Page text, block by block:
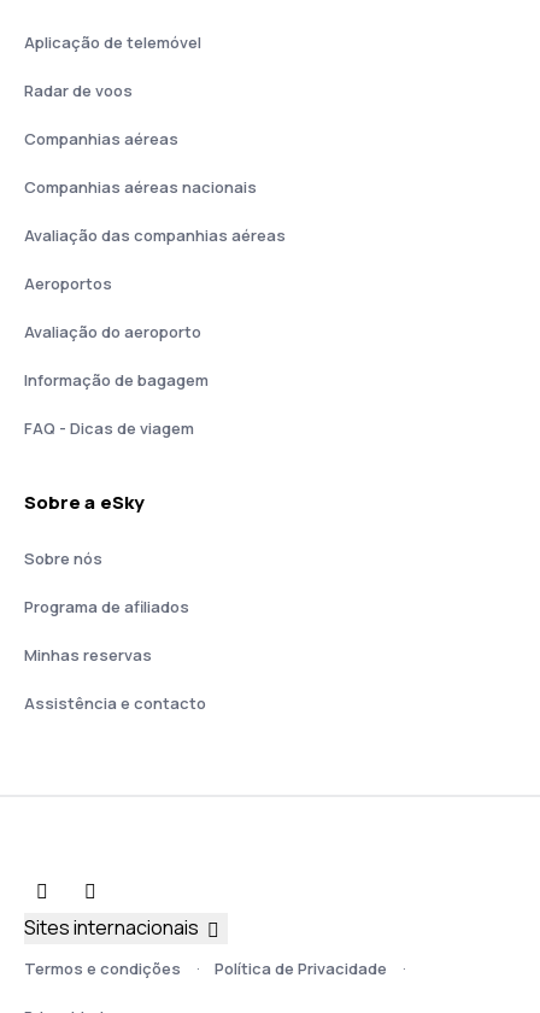
Aplicação de telemóvel
Radar de voos
Companhias aéreas
Companhias aéreas nacionais
Avaliação das companhias aéreas
Aeroportos
Avaliação do aeroporto
Informação de bagagem
FAQ - Dicas de viagem
Sobre a eSky
Sobre nós
Programa de afiliados
Minhas reservas
Assistência e contacto
Termos e condições Política de Privacidade
Sites internacionais